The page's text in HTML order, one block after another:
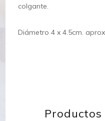
colgante.
Diámetro 4 x 4.5cm.